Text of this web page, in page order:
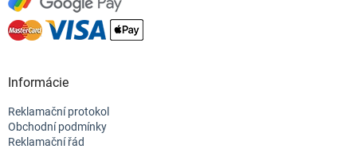
Informácie
Reklamační protokol
Obchodní podmínky
Reklamační řád